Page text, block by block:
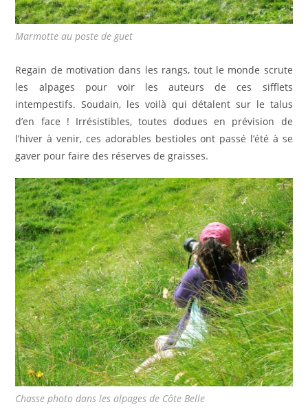
Marmotte au poste de guet
Regain de motivation dans les rangs, tout le monde scrute
les alpages pour voir les auteurs de ces sifflets
intempestifs. Soudain, les voilà qui détalent sur le talus
d’en face ! Irrésistibles, toutes dodues en prévision de
l’hiver à venir, ces adorables bestioles ont passé l’été à se
gaver pour faire des réserves de graisses.
Chasse photo dans les alpages de Côte Belle